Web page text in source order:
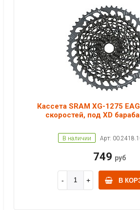
Кассета SRAM XG-1275
скоростей, под XD
В наличии Арт:
749 руб
В